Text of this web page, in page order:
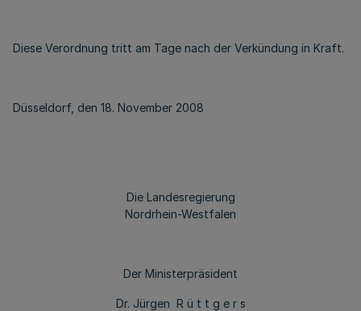
Diese Verordnung tritt am Tage nach der Verkündung in Kraft.
Düsseldorf, den 18. November 2008
Die Landesregierung
Nordrhein-Westfalen
Der Ministerpräsident
Dr. Jürgen R ü t t g e r s